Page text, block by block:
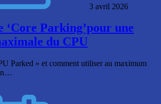
3 avril 2026
‘Core Parking’pour une
du CPU
Parked » et comment utiliser au maximum